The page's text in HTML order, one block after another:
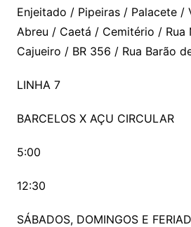
Enjeitado / Pipeiras / Palacete /
Abreu / Caetá / Cemitério /
Cajueiro / BR 356 / Rua Barão
LINHA 7
BARCELOS X AÇU CIRCULAR
5:00
12:30
SÁBADOS, DOMINGOS E